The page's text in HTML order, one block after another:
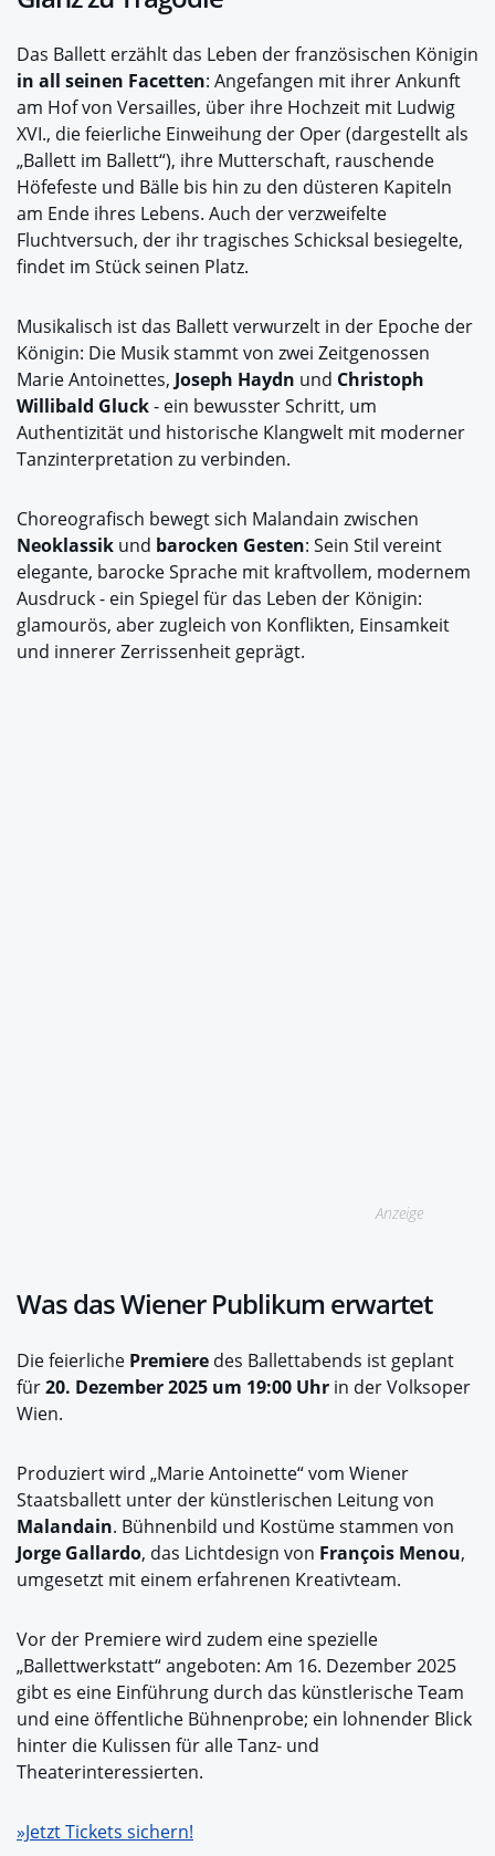
Das Ballett erzählt das Leben der französischen Königin
in all seinen Facetten: Angefangen mit ihrer Ankunft
am Hof von Versailles, über ihre Hochzeit mit Ludwig
XVI., die feierliche Einweihung der Oper (dargestellt als
„Ballett im Ballett“), ihre Mutterschaft, rauschende
Höfefeste und Bälle bis hin zu den düsteren Kapiteln
am Ende ihres Lebens. Auch der verzweifelte
Fluchtversuch, der ihr tragisches Schicksal besiegelte,
findet im Stück seinen Platz.
Musikalisch ist das Ballett verwurzelt in der Epoche der
Königin: Die Musik stammt von zwei Zeitgenossen
Marie Antoinettes, Joseph Haydn und Christoph
Willibald Gluck- ein bewusster Schritt, um
Authentizität und historische Klangwelt mit moderner
Tanzinterpretation zu verbinden.
Choreografisch bewegt sich Malandain zwischen
Neoklassik und barocken Gesten: Sein Stil vereint
elegante, barocke Sprache mit kraftvollem, modernem
Ausdruck - ein Spiegel für das Leben der Königin:
glamourös, aber zugleich von Konflikten, Einsamkeit
und innerer Zerrissenheit geprägt.
Anzeige
Was das Wiener Publikum erwartet
Die feierliche Premiere des Ballettabends ist geplant
für20. Dezember 2025 um 19:00 Uhr in der Volksoper
Wien.
Produziert wird „Marie Antoinette“ vom Wiener
Staatsballett unter der künstlerischen Leitung von
Malandain. Bühnenbild und Kostüme stammen von
Jorge Gallardo, das Lichtdesign von François Menou,
umgesetzt mit einem erfahrenen Kreativteam.
Vor der Premiere wird zudem eine spezielle
„Ballettwerkstatt“ angeboten: Am 16. Dezember 2025
gibt es eine Einführung durch das künstlerische Team
und eine öffentliche Bühnenprobe; ein lohnender Blick
hinter die Kulissen für alle Tanz- und
Theaterinteressierten.
»Jetzt Tickets sichern!